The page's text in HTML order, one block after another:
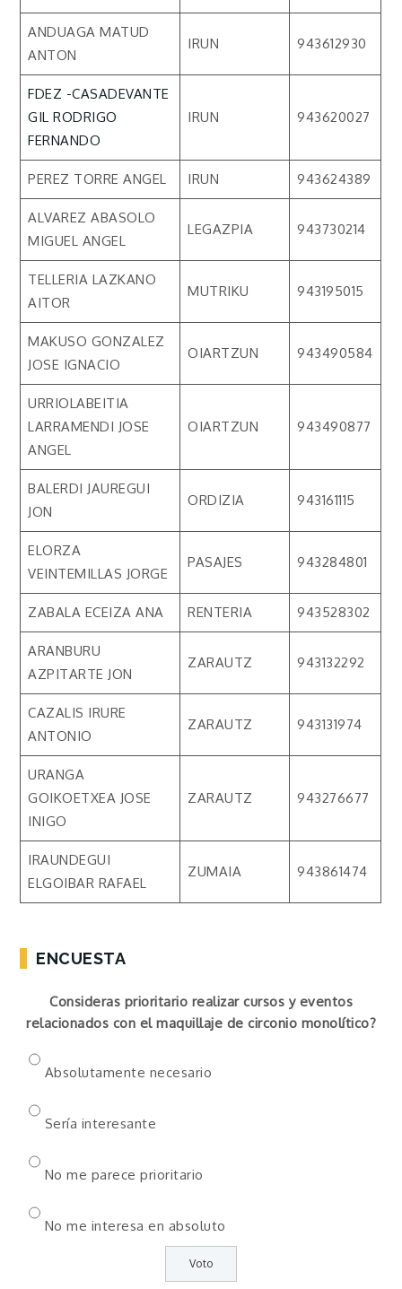
ANDUAGA MATUD
ANTON
IRUN 943612930
FDEZ -CASADEVANTE
GIL RODRIGO
FERNANDO
IRUN 943620027
PEREZ TORRE ANGEL IRUN 943624389
ALVAREZ ABASOLO
MIGUEL ANGEL
LEGAZPIA 943730214
TELLERIA LAZKANO
AITOR
MUTRIKU 943195015
MAKUSO GONZALEZ
JOSE IGNACIO
OIARTZUN 943490584
URRIOLABEITIA
LARRAMENDI JOSE
ANGEL
OIARTZUN 943490877
BALERDI JAUREGUI
JON
ORDIZIA 943161115
ELORZA
VEINTEMILLAS JORGE
PASAJES 943284801
ZABALA ECEIZA ANA RENTERIA 943528302
ARANBURU
AZPITARTE JON
ZARAUTZ 943132292
CAZALIS IRURE
ANTONIO
ZARAUTZ 943131974
URANGA
GOIKOETXEA JOSE
INIGO
ZARAUTZ 943276677
IRAUNDEGUI
ELGOIBAR RAFAEL
ZUMAIA 943861474
ENCUESTA
Consideras prioritario realizar cursos y eventos
relacionados con el maquillaje de circonio monolítico?
Absolutamente necesario
Sería interesante
No me parece prioritario
No me interesa en absoluto